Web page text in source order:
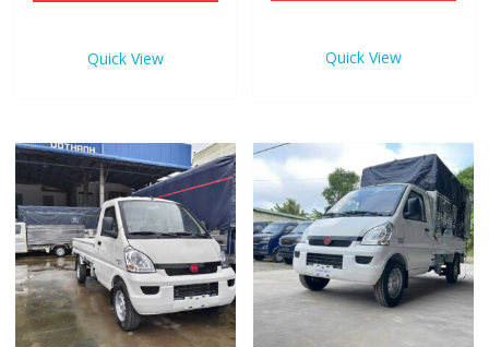
Quick View Quick View